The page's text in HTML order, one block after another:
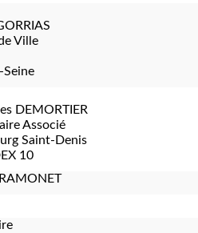
Ville
DEMORTIER
Associé
Saint-Denis
10